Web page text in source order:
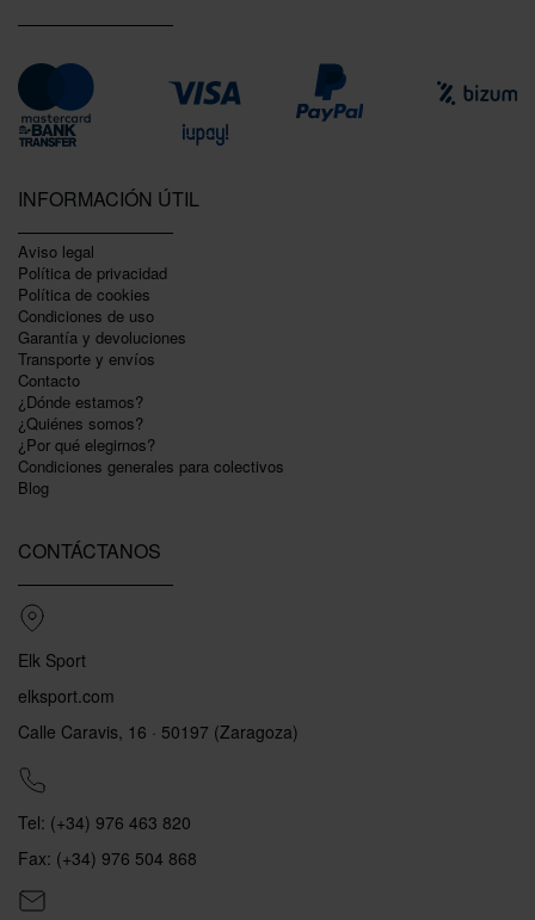
INFORMACIÓN ÚTIL
Aviso legal
Política de privacidad
Polí­tica de cookies
Condiciones de uso
Garantí­a y devoluciones
Transporte y envíos
Contacto
¿Dónde estamos?
¿Quiénes somos?
¿Por qué elegirnos?
Condiciones generales para colectivos
Blog
CONTÁCTANOS
Elk Sport
elksport.com
Calle Caravis, 16 · 50197 (Zaragoza)
Tel: (+34) 976 463 820
Fax: (+34) 976 504 868